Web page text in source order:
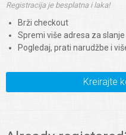
Registracija je besplatna i laka!
Brži checkout
Spremi više adresa za slanje
Pogledaj, prati narudžbe i
Kreirajte